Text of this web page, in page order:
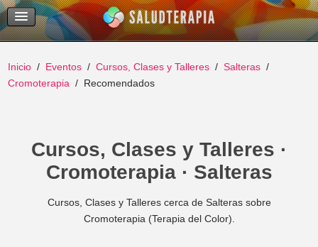
Temas Recientes
Buscar
Inicio Eventos Cursos, Clases y Talleres
Salteras
Cromoterapia
Recomendados
Cursos, Clases y Talleres ·
Cromoterapia · Salteras
Cursos, Clases y Talleres cerca de Salteras sobre
Cromoterapia (Terapia del Color).